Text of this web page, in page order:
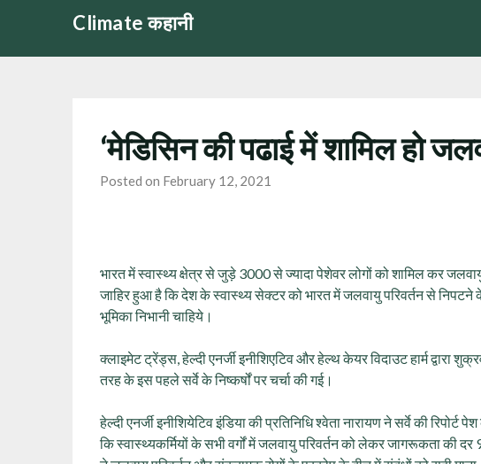
content
Climate कहानी
‘मेडिसिन की पढाई में शामिल हो
Posted on February 12, 2021
भारत में स्‍वास्‍थ्‍य क्षेत्र से जुड़े 3000 से ज्‍यादा पेशेवर लोगों को शामिल कर
जाहिर हुआ है कि देश के स्‍वास्‍थ्‍य सेक्‍टर को भारत में जलवायु परिवर्तन से
भूमिका निभानी चाहिये।
क्लाइमेट ट्रेंड्स, हेल्दी एनर्जी इनीशिएटिव और हेल्थ केयर विदाउट हार्म द्वारा
तरह के इस पहले सर्वे के निष्कर्षों पर चर्चा की गई।
हेल्‍दी एनर्जी इनीशियेटिव इंडिया की प्रतिनिधि श्वेता नारायण ने सर्वे की
कि स्‍वास्‍थ्‍यकर्मियों के सभी वर्गों में जलवायु परिवर्तन को लेकर जागरूकता की